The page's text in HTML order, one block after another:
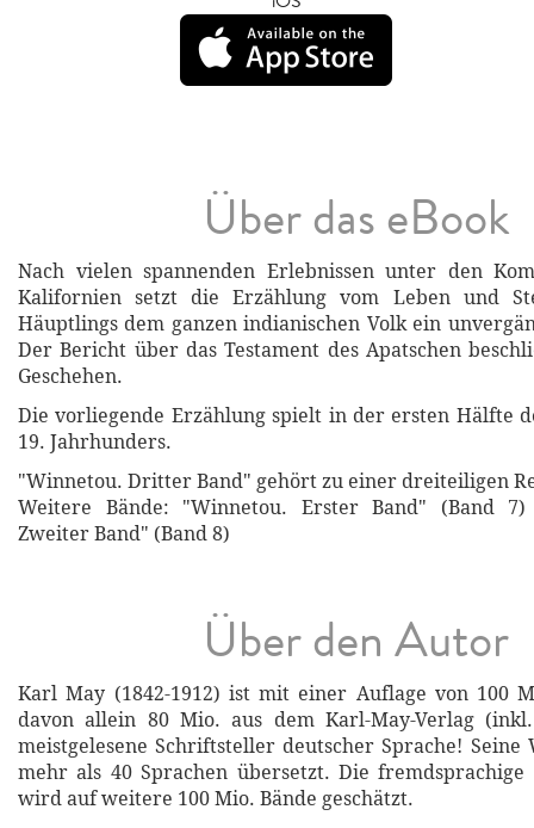
Über das eBook
Nach vielen spannenden Erlebnissen unter den
Kalifornien setzt die Erzählung vom Leben und
Häuptlings dem ganzen indianischen Volk ein
Der Bericht über das Testament des Apatschen
Geschehen.
Die vorliegende Erzählung spielt in der ersten Hälfte
19. Jahrhunders.
"Winnetou. Dritter Band" gehört zu einer dreiteiligen
Weitere Bände: "Winnetou. Erster Band" (Band
Zweiter Band" (Band 8)
Über den Autor
Karl May (1842-1912) ist mit einer Auflage von 100
davon allein 80 Mio. aus dem Karl-May-Verlag
meistgelesene Schriftsteller deutscher Sprache!
mehr als 40 Sprachen übersetzt. Die
wird auf weitere 100 Mio. Bände geschätzt.